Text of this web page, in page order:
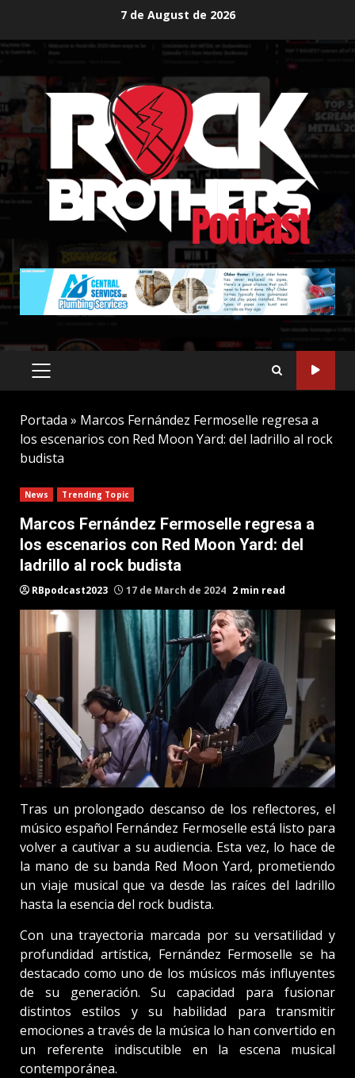
content
7 de August de 2026
PRIMARY
MENU
Portada » Marcos Fernández Fermoselle regresa a
los escenarios con Red Moon Yard: del ladrillo al rock
budista
News Trending Topic
Marcos Fernández Fermoselle regresa a
los escenarios con Red Moon Yard: del
ladrillo al rock budista
RBpodcast2023 17 de March de 2024 2 min read
Tras un prolongado descanso de los reflectores, el
músico español Fernández Fermoselle está listo para
volver a cautivar a su audiencia. Esta vez, lo hace de
la mano de su banda Red Moon Yard, prometiendo
un viaje musical que va desde las raíces del ladrillo
hasta la esencia del rock budista.
Con una trayectoria marcada por su versatilidad y
profundidad artística, Fernández Fermoselle se ha
destacado como uno de los músicos más influyentes
de su generación. Su capacidad para fusionar
distintos estilos y su habilidad para transmitir
emociones a través de la música lo han convertido en
un referente indiscutible en la escena musical
contemporánea.